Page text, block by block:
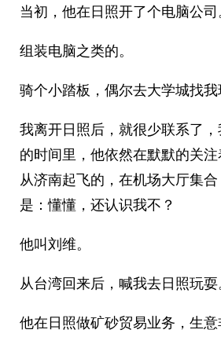
当初，他在日照开了个电脑公司
组装电脑之类的。
骑个小踏板，偶尔去大学城找我
我离开日照后，就很少联系了
的时间里，他依然在默默的关
从济南起飞的，在机场大厅集
是：懂懂，还认识我不？
他叫刘维。
从台湾回来后，喊我去日照玩耍
他在日照做矿砂贸易业务，生